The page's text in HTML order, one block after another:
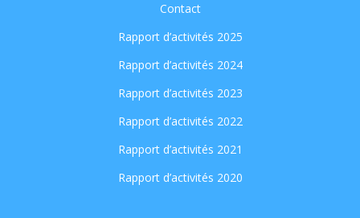
Contact
Rapport d’activités 2025
Rapport d’activités 2024
Rapport d’activités 2023
Rapport d’activités 2022
Rapport d’activités 2021
Rapport d’activités 2020